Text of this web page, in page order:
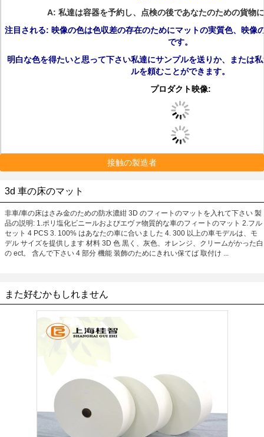
A: 私達は容器を予約し、点検の後であなたのための貨物
注目される: 映像の色は色収差の存在のためにマットの実質色、映像
です。
明白な色を得たいと思って下さい私達にサンプルを送りか、または
ルを頼むことができます。
プロダクト映像:
接触の製造者
3d 車の床のマット
非車/車の床はさみ金のための防水濃紺 3D のフィートのマットを入れて下さい 製
品の説明: 1.ポリ塩化ビニールおよびエヴァ物質的な車のフィートのマット 2.フル
セット 4 PCS 3. 100% はあなたの車に合いました 4. 300 以上の車モデルは、モ
デル サイズを提供します 材料 3D 色 黒く、灰色、オレンジ、クリームがかった白
の ect。 含んで下さい 4 部分 機能 装飾のためにきれい保てば 取付け ...
また好むかもしれません